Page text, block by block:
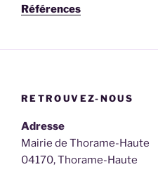
Références
RETROUVEZ-NOUS
Adresse
Mairie de Thorame-Haute
04170, Thorame-Haute